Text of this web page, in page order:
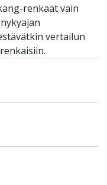
renkaat vain
vertailun